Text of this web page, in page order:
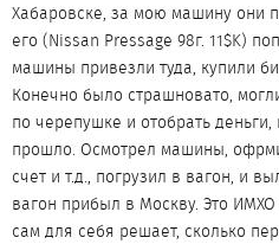
Хабаровске, за мою машину они
его (Nissan Pressage 98г. 11$K)
машины привезли туда, купили
Конечно было страшновато,
по черепушке и отобрать
прошло. Осмотрел машины,
счет и т.д., погрузил в вагон, и
вагон прибыл в Москву. Это
сам для себя решает, сколько